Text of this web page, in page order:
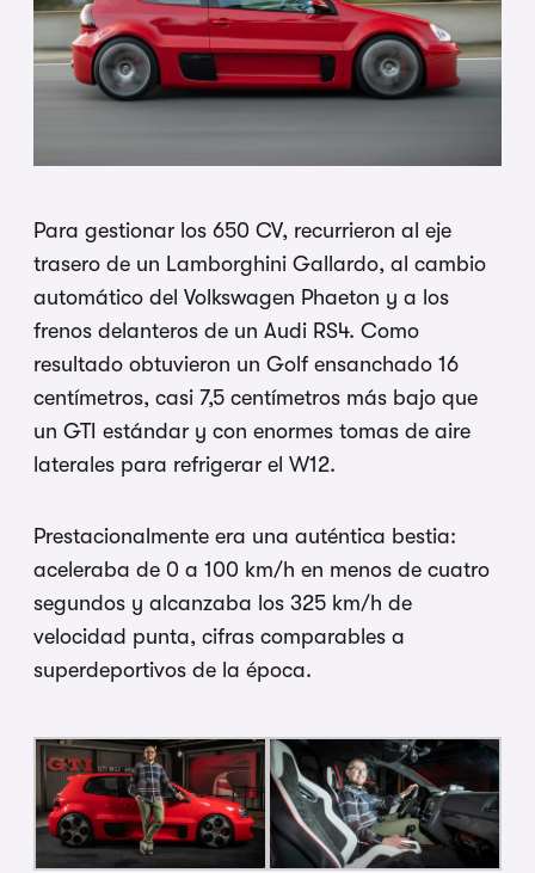
Para gestionar los 650 CV, recurrieron al eje
trasero de un Lamborghini Gallardo, al cambio
automático del Volkswagen Phaeton y a los
frenos delanteros de un Audi RS4. Como
resultado obtuvieron un Golf ensanchado 16
centímetros, casi 7,5 centímetros más bajo que
un GTI estándar y con enormes tomas de aire
laterales para refrigerar el W12.
Prestacionalmente era una auténtica bestia:
aceleraba de 0 a 100 km/h en menos de cuatro
segundos y alcanzaba los 325 km/h de
velocidad punta, cifras comparables a
superdeportivos de la época.